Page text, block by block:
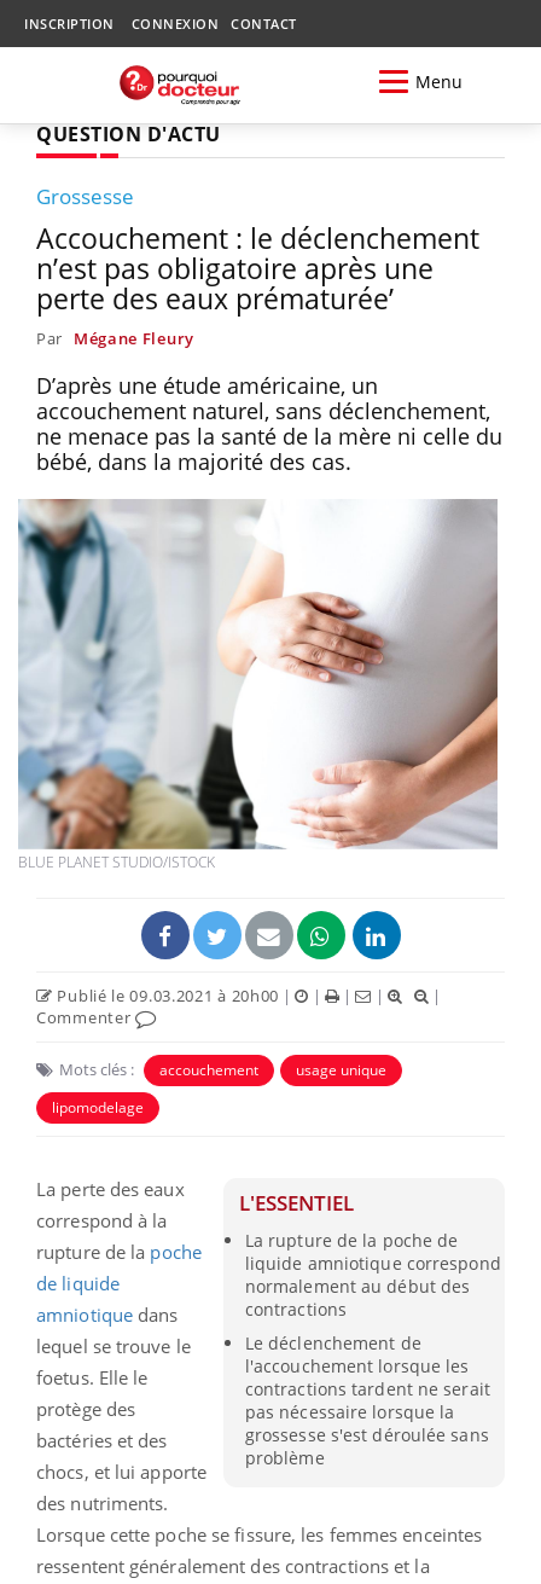
INSCRIPTION CONNEXION CONTACT
Menu
QUESTION D'ACTU
Grossesse
Accouchement : le déclenchement
n’est pas obligatoire après une
perte des eaux prématurée’
Par Mégane Fleury
D’après une étude américaine, un
accouchement naturel, sans déclenchement,
ne menace pas la santé de la mère ni celle du
bébé, dans la majorité des cas.
BLUE PLANET STUDIO/ISTOCK
Publié le 09.03.2021 à 20h00 | | | |
|
Commenter
Mots clés : accouchement
usage unique
lipomodelage
L'ESSENTIEL
La rupture de la poche de
liquide amniotique correspond
normalement au début des
contractions
Le déclenchement de
l'accouchement lorsque les
contractions tardent ne serait
pas nécessaire lorsque la
grossesse s'est déroulée sans
problème
La perte des eaux
correspond à la
rupture de la poche
de liquide
amniotique dans
lequel se trouve le
foetus. Elle le
protège des
bactéries et des
chocs, et lui apporte
des nutriments.
Lorsque cette poche se fissure, les femmes enceintes
ressentent généralement des contractions et la